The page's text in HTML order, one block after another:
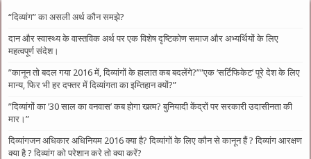
“दिव्यांग” का असली अर्थ कौन समझे?
दान और स्वास्थ्य के वास्तविक अर्थ पर एक विशेष दृष्टिकोण समाज और अभ्यर्थियों के लिए
महत्वपूर्ण संदेश।
​”कानून तो बदल गया 2016 में, दिव्यांगों के हालात कब बदलेंगे?”​”एक ‘सर्टिफिकेट’ पूरे देश के लिए
मान्य, फिर भी हर दफ्तर में दिव्यांगता का इम्तिहान क्यों?”
​”दिव्यांगों का ’30 साल का वनवास’ कब होगा खत्म? बुनियादी केंद्रों पर सरकारी उदासीनता की
मार।”
दिव्यांगजन अधिकार अधिनियम 2016 क्या है? दिव्यांगों के लिए कौन से कानून हैं ? दिव्यांग आरक्षण
क्या है ? दिव्यांग को परेशान करे तो क्या करें?